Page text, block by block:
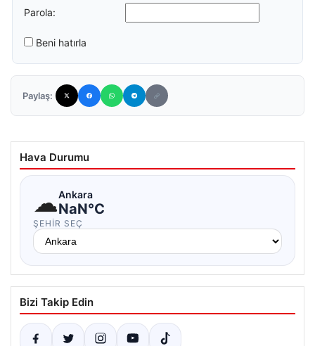
Parola:
Beni hatırla
Paylaş:
Hava Durumu
☁Ankara
NaN°C
ŞEHIR SEÇ
Bizi Takip Edin